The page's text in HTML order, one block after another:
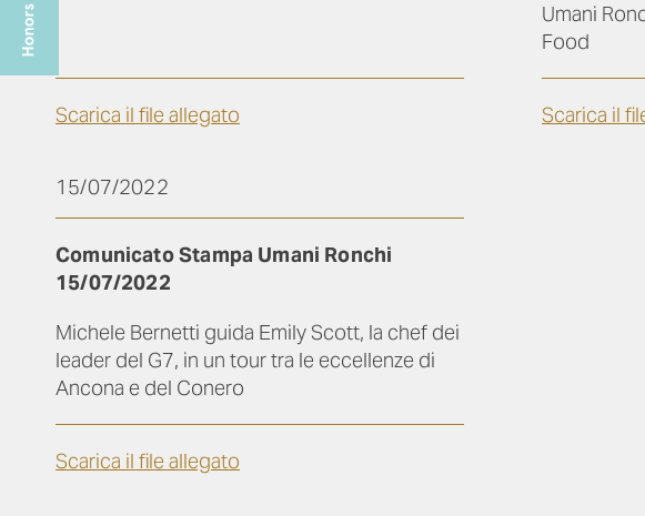
Scarica il file allegato
Umani
Food
Scarica il
15/07/2022
Comunicato Stampa Umani Ronchi
15/07/2022
Michele Bernetti guida Emily Scott, la chef dei
leader del G7, in un tour tra le eccellenze di
Ancona e del Conero
Scarica il file allegato